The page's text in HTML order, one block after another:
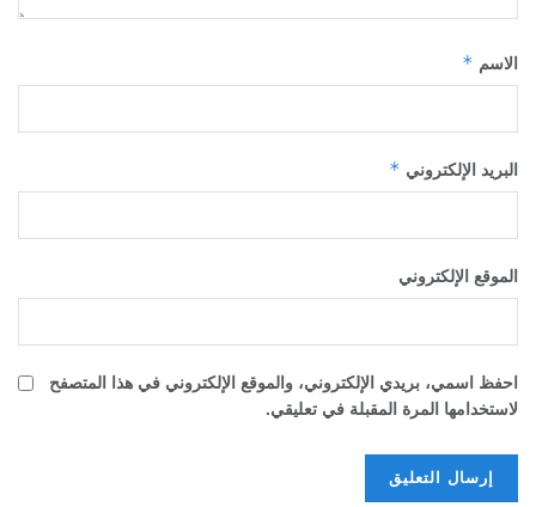
الاسم *
البريد الإلكتروني *
الموقع الإلكتروني
احفظ اسمي، بريدي الإلكتروني، والموقع الإلكتروني في هذا المتصفح
لاستخدامها المرة المقبلة في تعليقي.